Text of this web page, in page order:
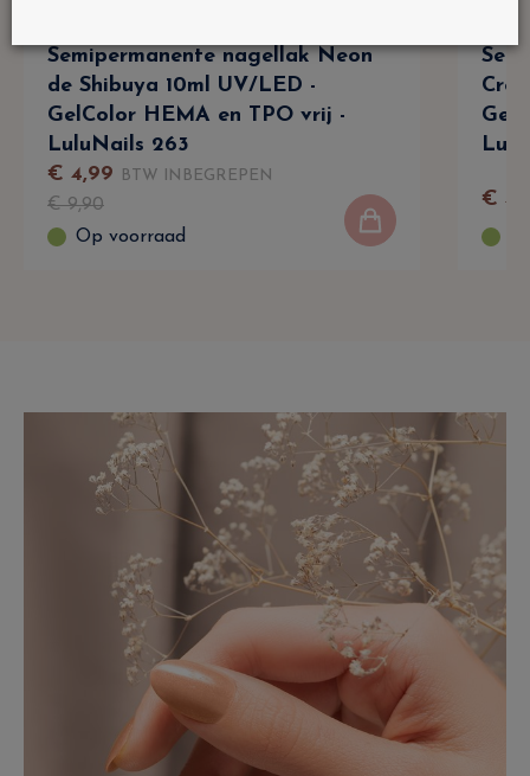
Semipermanente nagellak Neon
de Shibuya 10ml UV/LED -
GelColor HEMA en TPO vrij -
LuluNails 263
€ 4,99 BTW INBEGREPEN
€9,90
Op voorraad
€ 4